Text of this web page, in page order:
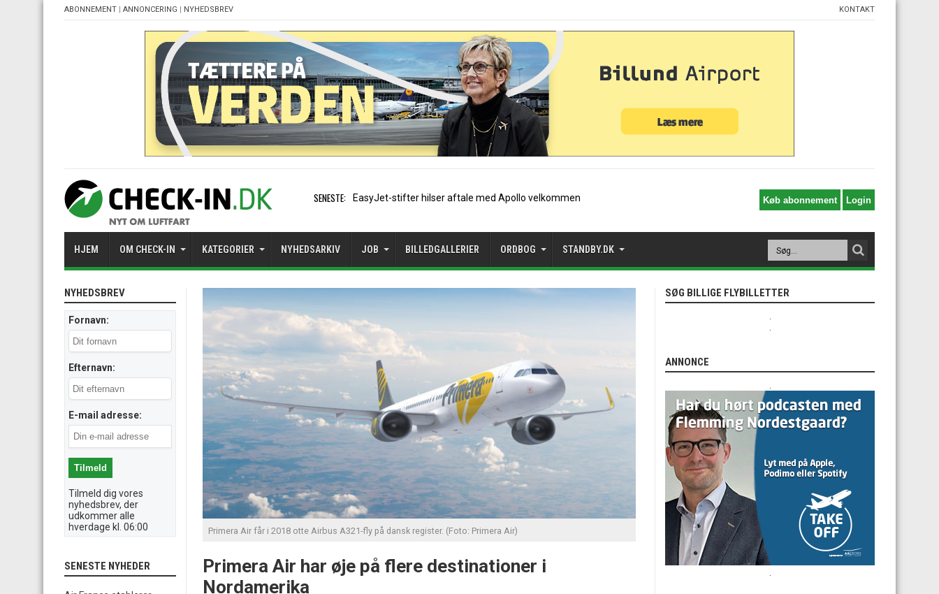
ABONNEMENT | ANNONCERING | NYHEDSBREV KONTAKT
SENESTE: Air France etablerer A320-sæ
HJEM OM CHECK-IN KATEGORIER NYHEDSARKIV JOB BILLEDGALLERIER ORDBOG STANDBY.DK
Primera Air får i 2018 otte Airbus A321-fly på dansk register. (Foto: Primera Air)
Primera Air har øje på flere destinationer i
Nordamerika
NYHEDSBREV
Fornavn:
Efternavn:
E-mail adresse:
Tilmeld dig vores
nyhedsbrev, der
udkommer alle
hverdage kl. 06:00
SENESTE NYHEDER
SØG BILLIGE FLYBILLETTER
ANNONCE